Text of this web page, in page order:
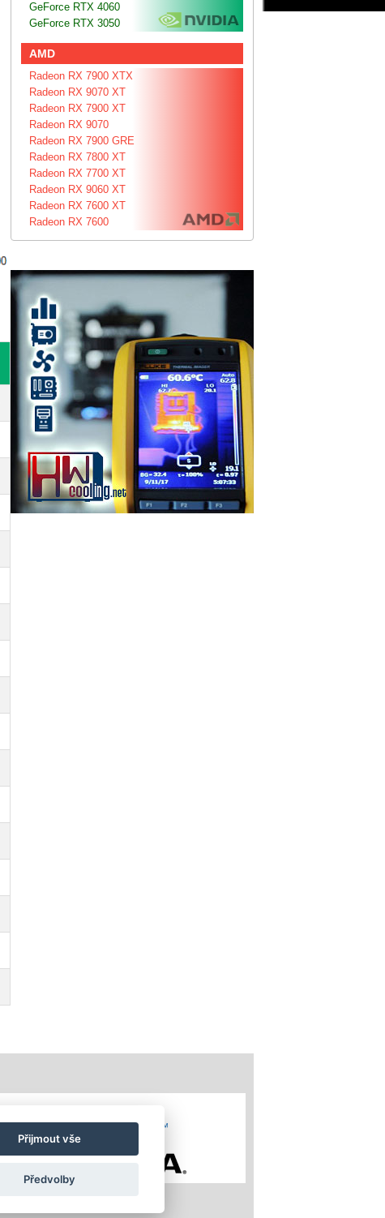
GeForce RTX 4060
GeForce RTX 3050
AMD
Radeon RX 7900 XTX
Radeon RX 9070 XT
Radeon RX 7900 XT
Radeon RX 9070
Radeon RX 7900 GRE
Radeon RX 7800 XT
Radeon RX 7700 XT
Radeon RX 9060 XT
Radeon RX 7600 XT
Radeon RX 7600
Přijmout vše
Předvolby